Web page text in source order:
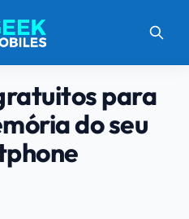
para
do seu